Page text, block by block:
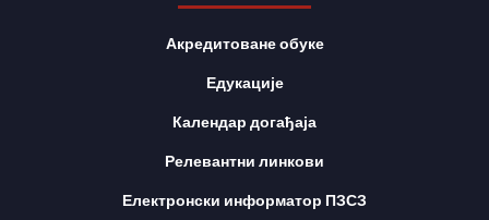
Акредитоване обуке
Едукације
Календар догађаја
Релевантни линкови
Електронски информатор ПЗСЗ